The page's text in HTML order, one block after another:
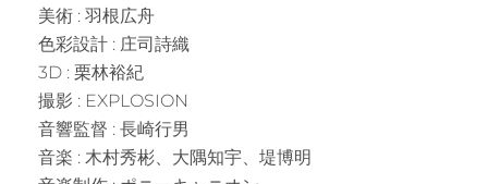
美術 : 羽根広舟
色彩設計 : 庄司詩織
3D : 栗林裕紀
撮影 : EXPLOSION
音響監督 : 長崎行男
音楽 : 木村秀彬、大隅知宇、堤博明